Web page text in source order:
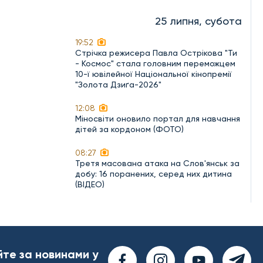
25 липня, субота
19:52
Стрічка режисера Павла Острікова "Ти
- Космос" стала головним переможцем
10-ї ювілейної Національної кінопремії
"Золота Дзиґа-2026"
12:08
Міносвіти оновило портал для навчання
дітей за кордоном (ФОТО)
08:27
Третя масована атака на Слов'янськ за
добу: 16 поранених, серед них дитина
(ВІДЕО)
за новинами у